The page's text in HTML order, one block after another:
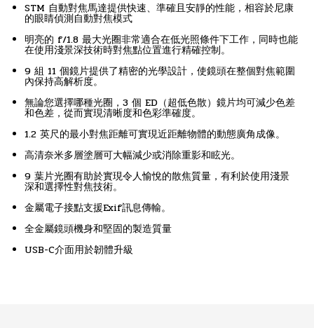
STM 自動對焦馬達提供快速、準確且安靜的性能，相容於尼康
的眼睛偵測自動對焦模式
明亮的 f/1.8 最大光圈非常適合在低光照條件下工作，同時也能
在使用淺景深技術時對焦點位置進行精確控制。
9 組 11 個鏡片提供了精密的光學設計，使鏡頭在整個對焦範圍
內保持高解析度。
無論您選擇哪種光圈，3 個 ED（超低色散）鏡片均可減少色差
和色差，從而實現清晰度和色彩準確度。
1.2 英尺的最小對焦距離可實現近距離物體的動態廣角成像。
高清奈米多層塗層可大幅減少或消除重影和眩光。
9 葉片光圈有助於實現令人愉悅的散焦質量，有利於使用淺景
深和選擇性對焦技術。
金屬電子接點支援Exif訊息傳輸。
全金屬鏡頭機身和堅固的製造質量
USB-C介面用於韌體升級